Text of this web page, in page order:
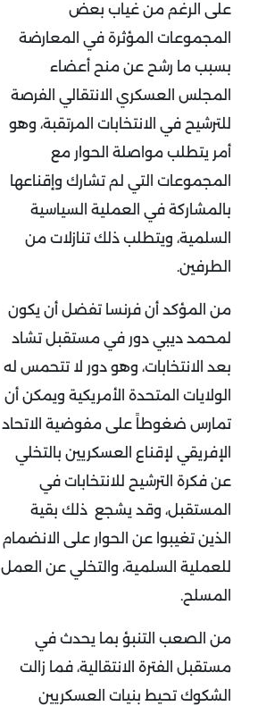
على الرغم من غياب بعض
المجموعات المؤثرة في المعارضة
بسبب ما رشح عن منح أعضاء
المجلس العسكري الانتقالي الفرصة
للترشيح في الانتخابات المرتقبة، وهو
أمر يتطلب مواصلة الحوار مع
المجموعات التي لم تشارك وإقناعها
بالمشاركة في العملية السياسية
السلمية، ويتطلب ذلك تنازلات من
الطرفين.
من المؤكد أن فرنسا تفضل أن يكون
لمحمد ديبي دور في مستقبل تشاد
بعد الانتخابات، وهو دور لا تتحمس له
الولايات المتحدة الأمريكية ويمكن أن
تمارس ضغوطاً على مفوضية الاتحاد
الإفريقي لإقناع العسكريين بالتخلي
عن فكرة الترشيح للانتخابات في
المستقبل، وقد يشجع ذلك بقية
الذين تغيبوا عن الحوار على الانضمام
للعملية السلمية، والتخلي عن العمل
المسلح.
من الصعب التنبؤ بما يحدث في
مستقبل الفترة الانتقالية، فما زالت
الشكوك تحيط بنيات العسكريين